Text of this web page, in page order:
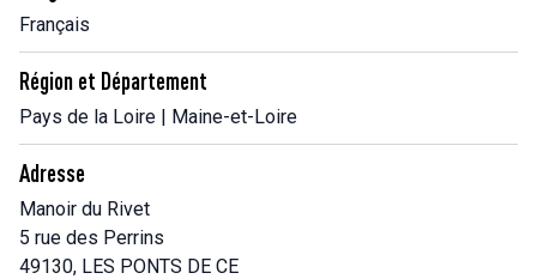
Français
Région et Département
Pays de la Loire | Maine-et-Loire
Adresse
Manoir du Rivet
5 rue des Perrins
49130, LES PONTS DE CE